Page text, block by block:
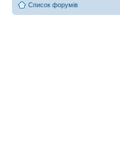
Список форумів